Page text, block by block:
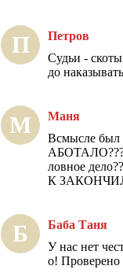
П Петров
Судьи -
до
М Маня
Всмысле был
АБОТАЛО????
ловное
К
Б Баба Таня
У нас нет
о! Проверено